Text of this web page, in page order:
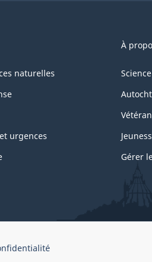
À
naturelles
urgences
Gérer